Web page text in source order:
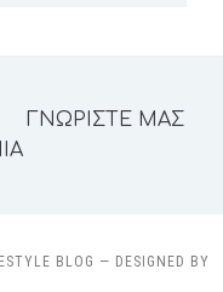
ΓΝΩΡΙΣΤΕ ΜΑΣ
BLOG — DESIGNED BY